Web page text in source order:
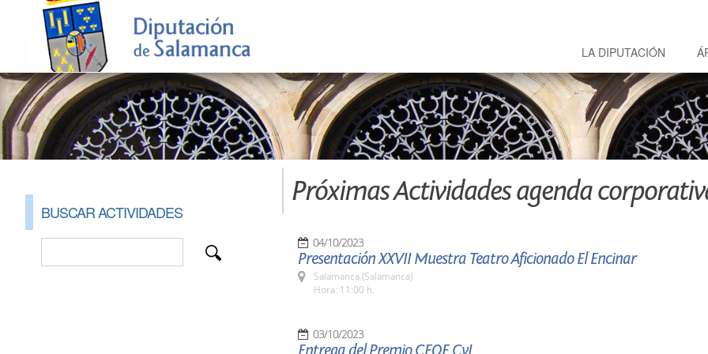
LA DIPUTACIÓN
BUSCAR ACTIVIDADES
Próximas Actividades agenda
04/10/2023
Presentación XXVII Muestra Teatro Aficionado El Encinar
Salamanca (Salamanca)
Hora: 11:00 h.
03/10/2023